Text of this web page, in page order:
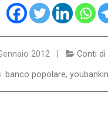
2012 | Conti
banco popolare,